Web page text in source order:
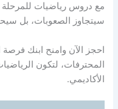
مع دروس رياضيات للمرحلة
سيتجاوز الصعوبات، بل
احجز الآن وامنح ابنك
المحترفات، لتكون
الأكاديمي.